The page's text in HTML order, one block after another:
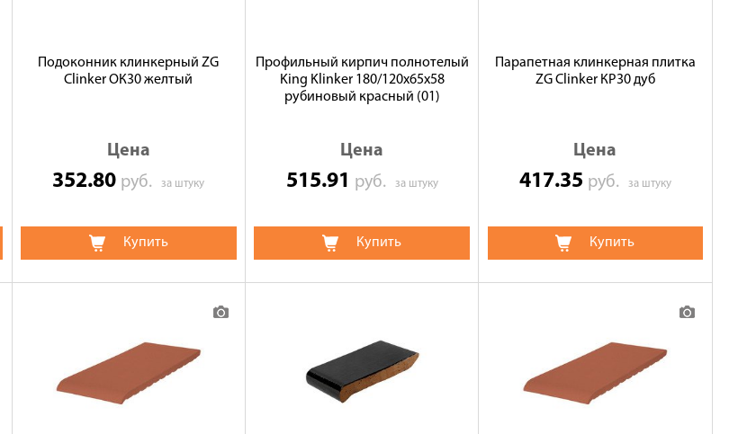
Подоконник клинкерный ZG
Clinker ОК30 желтый
Цена
352.80 руб.за штуку
Купить
Профильный кирпич полнотелый
King Klinker 180/120x65x58
рубиновый красный (01)
Цена
515.91 руб. за штуку
Купить
Парапетная клинкерная плитка
ZG Clinker КР30 дуб
Цена
417.35 руб. за штуку
Купить